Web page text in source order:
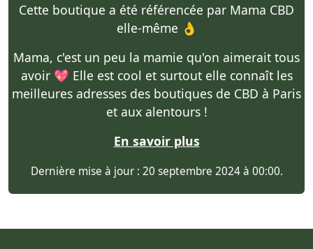
Cette boutique a été référencée par Mama CBD
elle-même 👌
Mama, c'est un peu la mamie qu'on aimerait tous
avoir 💖 Elle est cool et surtout elle connaît les
meilleures adresses des boutiques de CBD à Paris
et aux alentours !
En savoir plus
Dernière mise à jour : 20 septembre 2024 à 00:00.